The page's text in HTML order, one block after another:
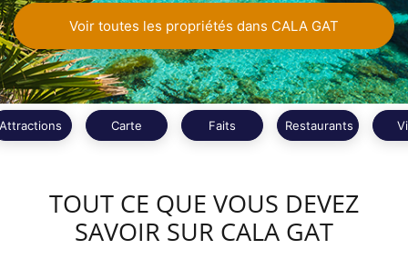
Voir toutes les propriétés dans CALA GAT
Attractions Carte Faits Restaurants
TOUT CE QUE VOUS DEVEZ
SAVOIR SUR CALA GAT